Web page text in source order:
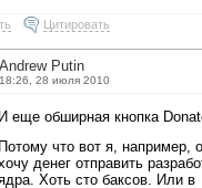
Цитировать
Andrew Putin
18:26, 28 июля 2010
И еще обширная кнопка
Потому что вот я, например,
денег отправить
Хоть сто баксов. Или в